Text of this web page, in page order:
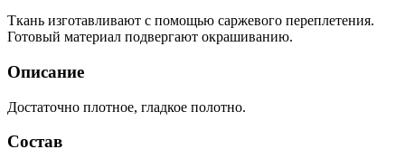
Ткань изготавливают с помощью саржевого переплетения.
Готовый материал подвергают окрашиванию.
Описание
Достаточно плотное, гладкое полотно.
Состав